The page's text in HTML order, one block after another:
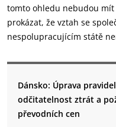
tomto ohledu nebudou
prokázat, že vztah se
nespolupracujícím státě
Dánsko: Úprava
odčitatelnost ztrát a
převodních cen